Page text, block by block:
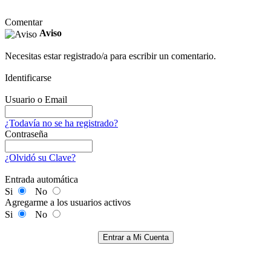
Comentar
Aviso
Necesitas estar registrado/a para escribir un comentario.
Identificarse
Usuario o Email
¿Todavía no se ha registrado?
Contraseña
¿Olvidó su Clave?
Entrada automática
Si
No
Agregarme a los usuarios activos
Si
No
Entrar a Mi Cuenta